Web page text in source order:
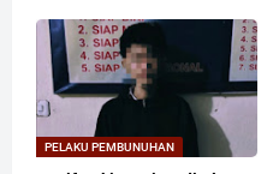
PELAKU PEMBUNUHAN